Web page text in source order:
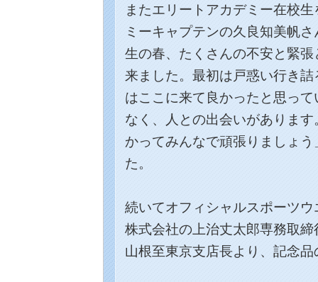
またエリートアカデミー在校
ミーキャプテンの久良知美帆
生の春、たくさんの不安と緊
来ました。最初は戸惑い行き
はここに来て良かったと思っ
なく、人との出会いがありま
かってみんなで頑張りましょ
た。
続いてオフィシャルスポーツ
株式会社の上治丈太郎専務取
山根至東京支店長より、 記念品